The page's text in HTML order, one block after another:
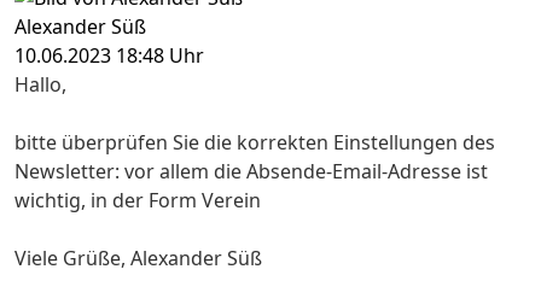
Alexander Süß
10.06.2023 18:48 Uhr
Hallo,
bitte überprüfen Sie die korrekten Einstellungen des
Newsletter: vor allem die Absende-Email-Adresse ist
wichtig, in der Form Verein
Viele Grüße, Alexander Süß